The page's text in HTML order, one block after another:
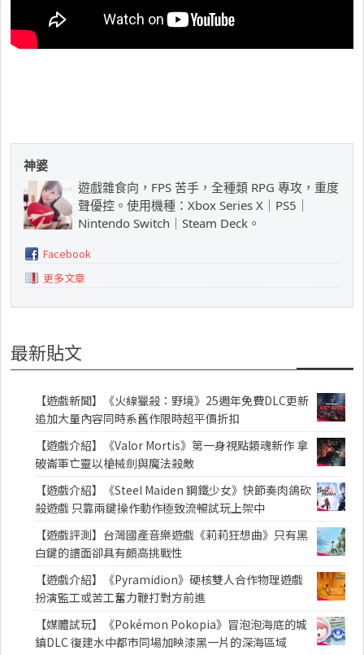
神婆
遊戲雜食向，FPS 苦手，全種類 RPG 專攻，重度
聲優控。使用機種：Xbox Series X｜PS5｜
Nintendo Switch｜Steam Deck。
Facebook
更多文章
最新貼文
【遊戲新聞】《火線獵殺：野境》25週年免費DLC更新
追加大量內容同時系舊作限時超平價折扣
【遊戲介紹】《Valor Mortis》第一身視點類魂新作 拿
破崙軍亡靈以槍械劍與魔法殺敵
【遊戲介紹】《Steel Maiden 鋼鐵少女》快節奏肉鴿砍
殺遊戲 只靠兩鍵操作動作極致流暢試玩上架中
【遊戲評測】台灣國產音樂遊戲《莉莉狂想曲》只有黑
白鍵的譜面卻具有頗高挑戰性
【遊戲介紹】《Pyramidion》硬核雙人合作物理遊戲
扮演監工或苦工奮力鞭打對方前進
【媒體試玩】《Pokémon Pokopia》冒泡泡海底的城
鎮DLC 復建水中都市同場加映漆黑一片的深海區域